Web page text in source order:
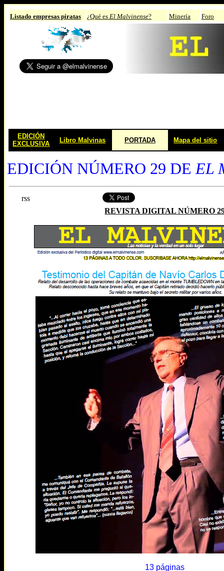
Listado empresas piratas ¿Qué es El Malvinense? Minería Foro
EDICIÓN
EXCLUSIVA
Libro Malvinas PORTADA Mapa del sitio
EDICIÓN NÚMERO 29 DE EL
rss
REVISTA DIGITAL NÚMERO
13 páginas